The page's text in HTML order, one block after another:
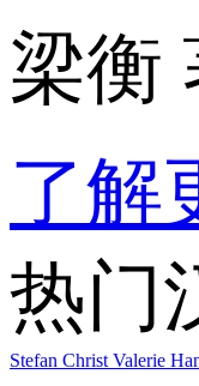
梁衡
了解
热门
Stefan Christ Valerie